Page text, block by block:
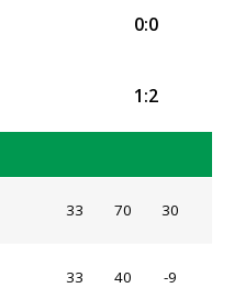
0:0
1:2
33 70 30
33 40 -9